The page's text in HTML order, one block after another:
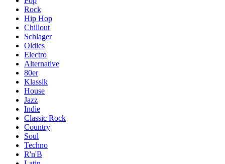
Rock
Hip Hop
Chillout
Schlager
Oldies
Electro
Alternative
80er
Klassik
House
Jazz
Indie
Classic Rock
Country
Soul
Techno
R'n'B